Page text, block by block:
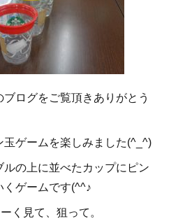
ログをご覧頂きありがとう
玉ゲームを楽しみました(^_^)
ルの上に並べたカップにピン
くゲームです(^^♪
く見て、狙って。